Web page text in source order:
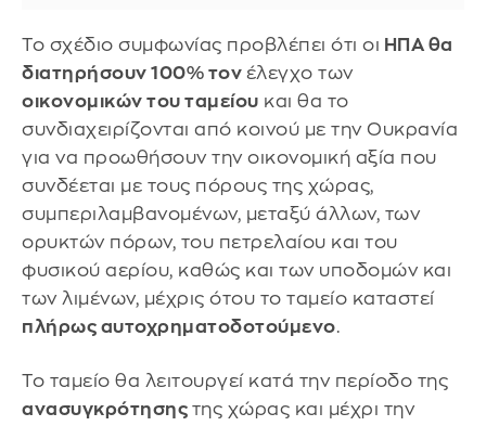
Το σχέδιο συμφωνίας προβλέπει ότι οι ΗΠΑ θα
διατηρήσουν 100% τον έλεγχο των
οικονομικών του ταμείου και θα το
συνδιαχειρίζονται από κοινού με την Ουκρανία
για να προωθήσουν την οικονομική αξία που
συνδέεται με τους πόρους της χώρας,
συμπεριλαμβανομένων, μεταξύ άλλων, των
ορυκτών πόρων, του πετρελαίου και του
φυσικού αερίου, καθώς και των υποδομών και
των λιμένων, μέχρις ότου το ταμείο καταστεί
πλήρως αυτοχρηματοδοτούμενο.
Το ταμείο θα λειτουργεί κατά την περίοδο της
ανασυγκρότησης της χώρας και μέχρι την